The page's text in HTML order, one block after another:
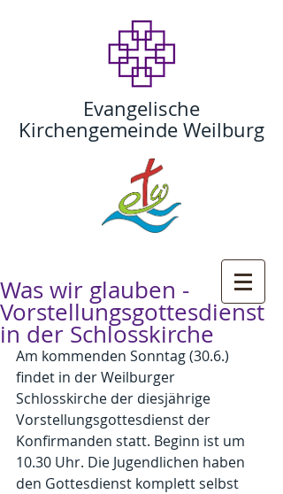
Evangelische
Kirchengemeinde Weilburg
Was wir glauben -
Vorstellungsgottesdienst
in der Schlosskirche
Am kommenden Sonntag (30.6.)
findet in der Weilburger
Schlosskirche der diesjährige
Vorstellungsgottesdienst der
Konfirmanden statt. Beginn ist um
10.30 Uhr. Die Jugendlichen haben
den Gottesdienst komplett selbst